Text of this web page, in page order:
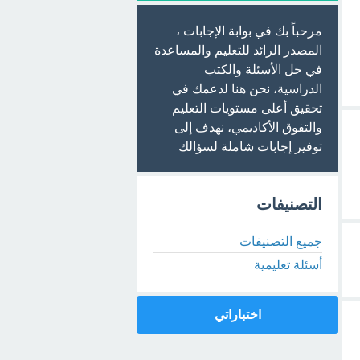
مرحباً بك في بوابة الإجابات ،
المصدر الرائد للتعليم والمساعدة
في حل الأسئلة والكتب
الدراسية، نحن هنا لدعمك في
تحقيق أعلى مستويات التعليم
والتفوق الأكاديمي، نهدف إلى
توفير إجابات شاملة لسؤالك
التصنيفات
جميع التصنيفات
أسئلة تعليمية
اختباراتي